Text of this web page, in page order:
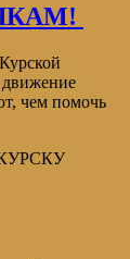
движение
чем помочь